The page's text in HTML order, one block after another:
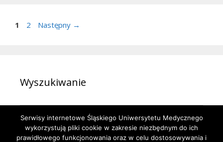
Strona
1 Strona
2 Następny →
Wyszukiwanie
Serwisy internetowe Śląskiego Uniwersytetu Medycznego
wykorzystują pliki cookie w zakresie niezbędnym do ich
prawidłowego funkcjonowania oraz w celu dostosowywania i